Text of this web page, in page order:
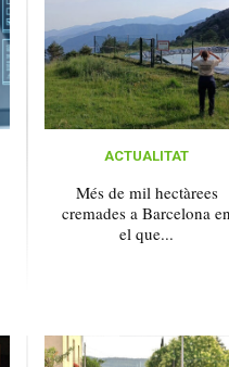
ACTUALITAT
Més de mil hectàrees
cremades a Barcelona en
el que...